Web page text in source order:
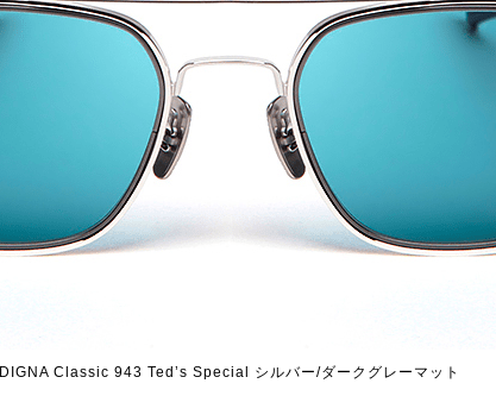
DIGNA Classic 943 Ted’s Special シルバー/ダークグレーマット